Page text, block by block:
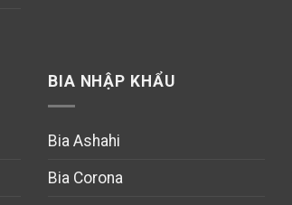
BIA NHẬP KHẨU
Bia Ashahi
Bia Corona